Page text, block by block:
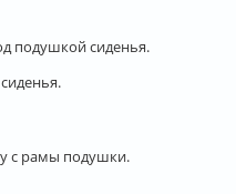
подушкой сиденья.
с рамы подушки.